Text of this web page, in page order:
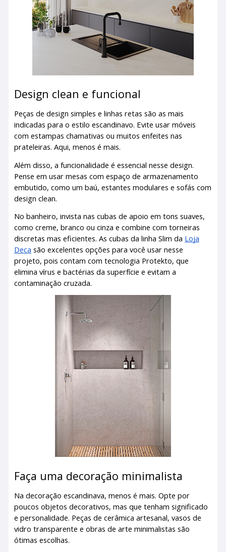
Design clean e funcional
Peças de design simples e linhas retas são as mais
indicadas para o estilo escandinavo. Evite usar móveis
com estampas chamativas ou muitos enfeites nas
prateleiras. Aqui, menos é mais.
Além disso, a funcionalidade é essencial nesse design.
Pense em usar mesas com espaço de armazenamento
embutido, como um baú, estantes modulares e sofás com
design clean.
No banheiro, invista nas cubas de apoio em tons suaves,
como creme, branco ou cinza e combine com torneiras
discretas mas eficientes. As cubas da linha Slim da Loja
Deca são excelentes opções para você usar nesse
projeto, pois contam com tecnologia Protekto, que
elimina vírus e bactérias da superfície e evitam a
contaminação cruzada.
Faça uma decoração minimalista
Na decoração escandinava, menos é mais. Opte por
poucos objetos decorativos, mas que tenham significado
e personalidade. Peças de cerâmica artesanal, vasos de
vidro transparente e obras de arte minimalistas são
ótimas escolhas.